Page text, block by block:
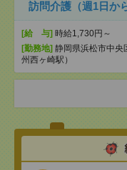
訪問介護（週1日か
[給 与] 時給1,730円～
[勤務地] 静岡県浜松市中央
州西ヶ崎駅）